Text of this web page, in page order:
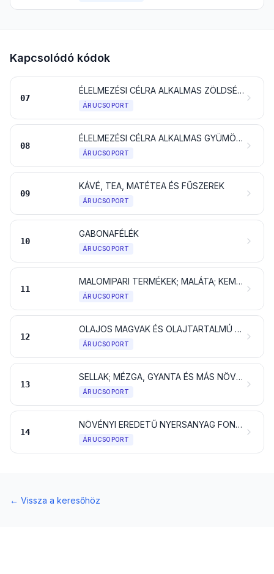
Kapcsolódó kódok
07
ÉLELMEZÉSI CÉLRA ALKALMAS ZÖLDSÉGFÉLÉK, ÉS EGYES GYÖKEREK ÉS GUMÓK
ÁRUCSOPORT
08
ÉLELMEZÉSI CÉLRA ALKALMAS GYÜMÖLCS ÉS DIÓFÉLÉK; CITRUSFÉLÉK VAGY A DINNYEFÉLÉK HÉJA
ÁRUCSOPORT
09
KÁVÉ, TEA, MATÉTEA ÉS FŰSZEREK
ÁRUCSOPORT
10
GABONAFÉLÉK
ÁRUCSOPORT
11
MALOMIPARI TERMÉKEK; MALÁTA; KEMÉNYÍTŐK; INULIN; BÚZASIKÉR
ÁRUCSOPORT
12
OLAJOS MAGVAK ÉS OLAJTARTALMÚ GYÜMÖLCSÖK; KÜLÖNFÉLE MAGVAK ÉS GYÜMÖLCSÖK; IPARI VAGY GYÓGYNÖVÉNYEK; SZALMA ÉS TAKARMÁNY
ÁRUCSOPORT
13
SELLAK; MÉZGA, GYANTA ÉS MÁS NÖVÉNYI NEDV ÉS KIVONAT
ÁRUCSOPORT
14
NÖVÉNYI EREDETŰ NYERSANYAG FONÁSRA; MÁSHOL NEM EMLÍTETT NÖVÉNYI TERMÉKEK
ÁRUCSOPORT
← Vissza a keresőhöz